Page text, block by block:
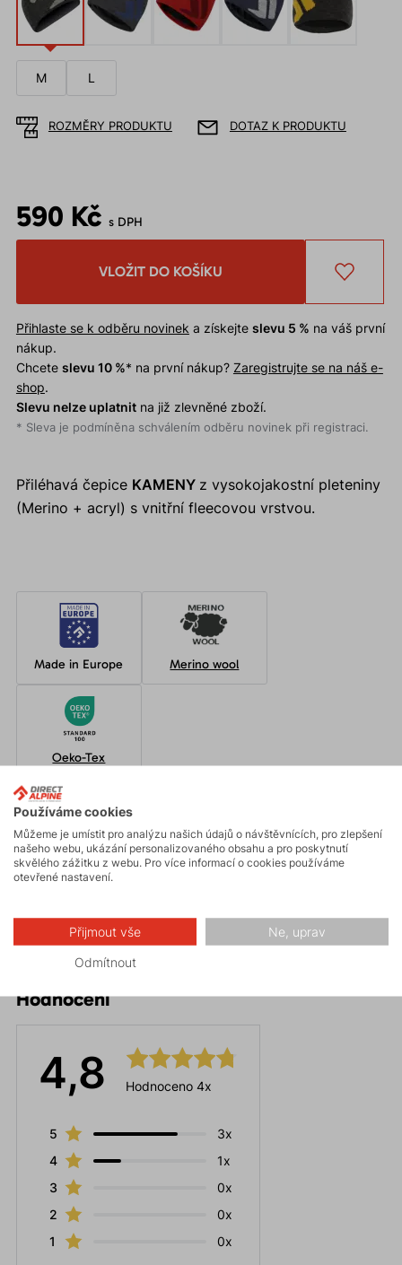
M L
ROZMĚRY PRODUKTU DOTAZ K PRODUKTU
590 Kč s DPH
VLOŽIT DO KOŠÍKU
Přihlaste se k odběru novinek a získejte slevu 5 % na váš první
nákup.
Chcete slevu 10 %* na první nákup? Zaregistrujte se na náš e-
shop.
Slevu nelze uplatnitna již zlevněné zboží.
* Sleva je podmíněna schválením odběru novinek při registraci.
Přiléhavá čepice KAMENY z vysokojakostní pleteniny
(Merino + acryl) s vnitřní fleecovou vrstvou.
Made in Europe Merino wool
Oeko-Tex
Parametry
Hodnocení
4,8 Hodnoceno 4x
5
3x
4
1x
3
0x
2
0x
1
0x
Používáme cookies
Můžeme je umístit pro analýzu našich údajů o návštěvnících, pro zlepšení
našeho webu, ukázání personalizovaného obsahu a pro poskytnutí
skvělého zážitku z webu. Pro více informací o cookies používáme
otevřené nastavení.
Přijmout vše Ne, uprav
Odmítnout